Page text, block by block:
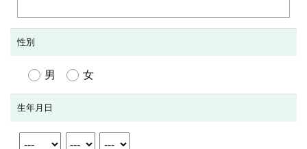
性別
男 女
生年月日